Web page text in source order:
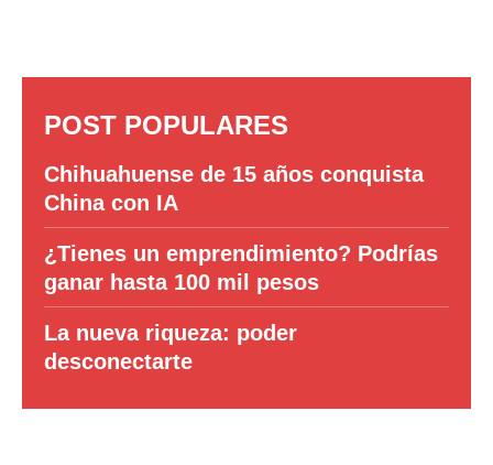
POST POPULARES
Chihuahuense de 15 años conquista
China con IA
¿Tienes un emprendimiento? Podrías
ganar hasta 100 mil pesos
La nueva riqueza: poder
desconectarte